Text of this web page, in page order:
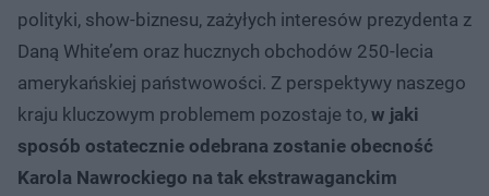
polityki, show-biznesu, zażyłych interesów prezydenta z
Daną White’em oraz hucznych obchodów 250-lecia
amerykańskiej państwowości. Z perspektywy naszego
kraju kluczowym problemem pozostaje to, w jaki
sposób ostatecznie odebrana zostanie obecność
Karola Nawrockiego na tak ekstrawaganckim